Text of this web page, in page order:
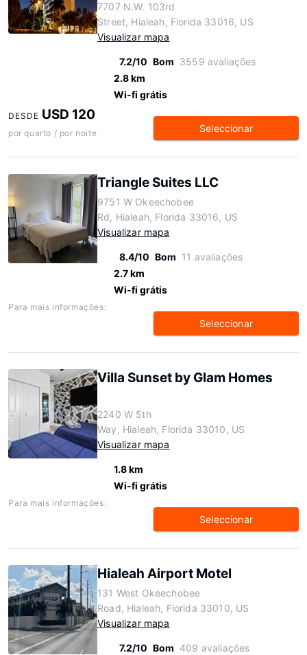
7707 N.W. 103rd
Street, Hialeah, Florida 33016, US
Visualizar mapa
7.2/10 Bom 3559 avaliações
2.8 km
Wi-fi grátis
DESDE USD 120
por quarto / por noite Seleccionar
Triangle Suites LLC
9751 W Okeechobee
Rd, Hialeah, Florida 33016, US
Visualizar mapa
8.4/10 Bom 11 avaliações
2.7 km
Wi-fi grátis
Para mais informações:
Seleccionar
Villa Sunset by Glam Homes
2240 W 5th
Way, Hialeah, Florida 33010, US
Visualizar mapa
1.8 km
Wi-fi grátis
Para mais informações:
Seleccionar
Hialeah Airport Motel
131 West Okeechobee
Road, Hialeah, Florida 33010, US
Visualizar mapa
7.2/10 Bom 409 avaliações